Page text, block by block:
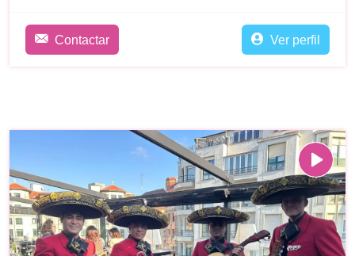
Contactar Ver perfil